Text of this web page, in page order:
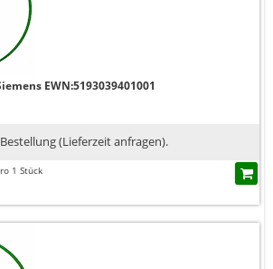
EWN:5193039401001
(Lieferzeit anfragen).
1 Stück